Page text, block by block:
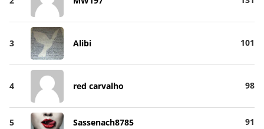
3 Alibi 101
4 red carvalho 98
5 Sassenach8785 91